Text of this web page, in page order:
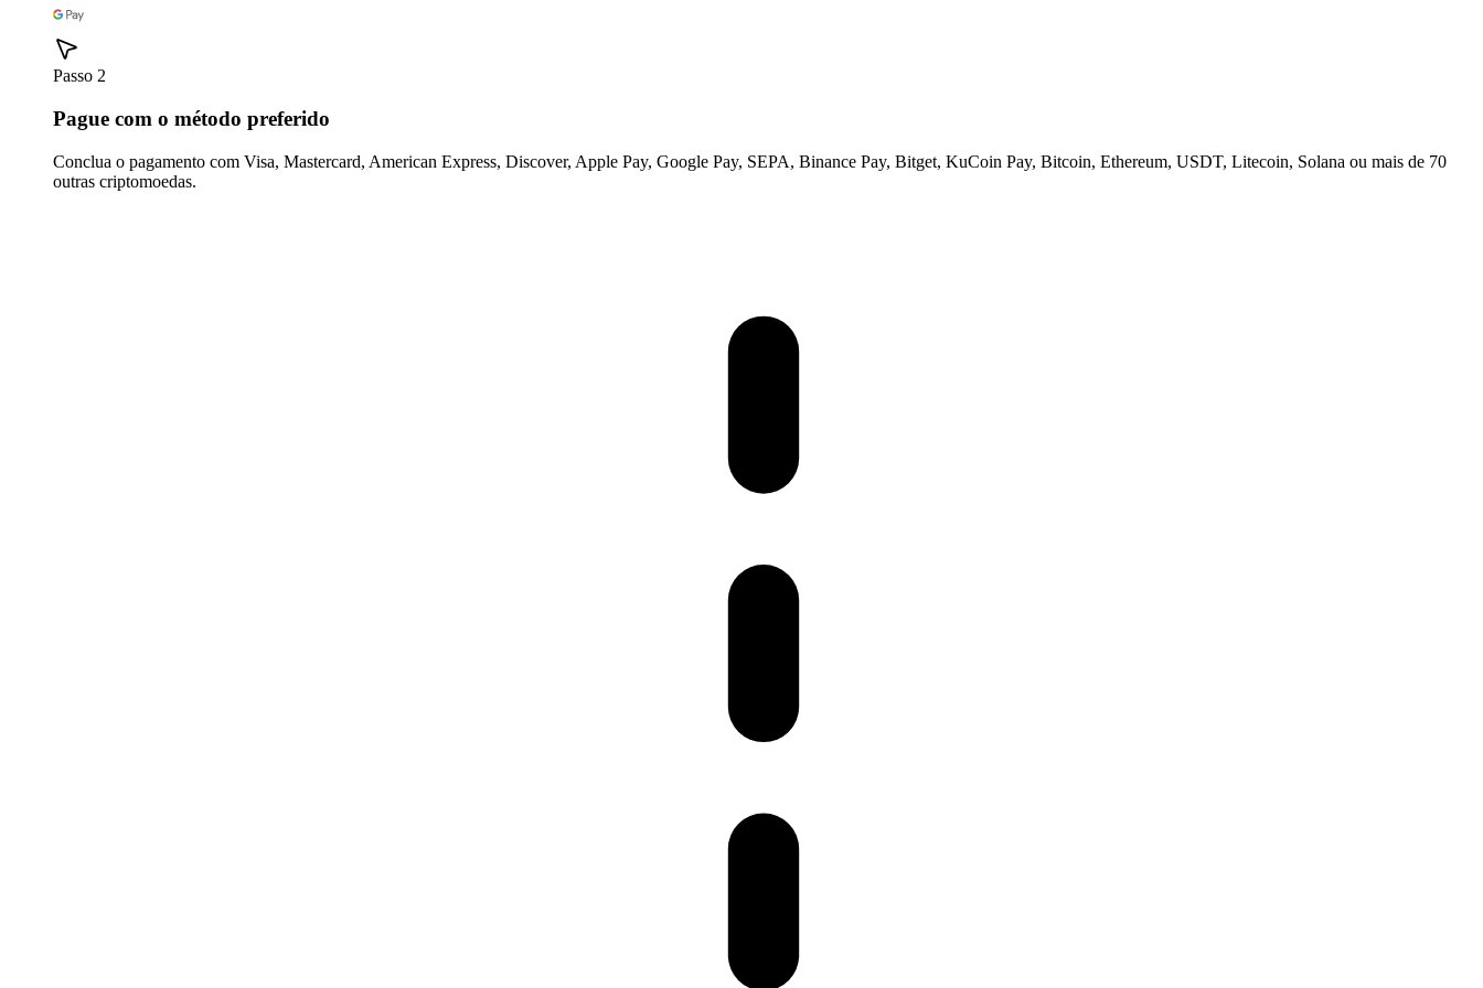
Passo 2
Pague com o método preferido
Conclua o pagamento com Visa, Mastercard, American Express, Discover, Apple Pay, Google Pay, SEPA, Binance Pay, Bitget, KuCoin Pay, Bitcoin, Ethereum, USDT, Litecoin, Solana ou mais de 70
outras criptomoedas.